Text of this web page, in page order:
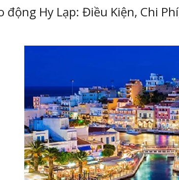
động Hy Lạp: Điều Kiện, Chi